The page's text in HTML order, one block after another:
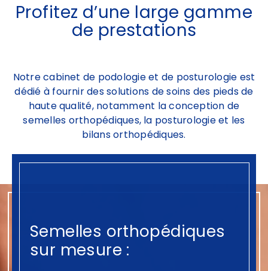
Profitez d’une large gamme
de prestations
Notre cabinet de podologie et de posturologie est
dédié à fournir des solutions de soins des pieds de
haute qualité, notamment la conception de
semelles orthopédiques, la posturologie et les
bilans orthopédiques.
Semelles orthopédiques
sur mesure :